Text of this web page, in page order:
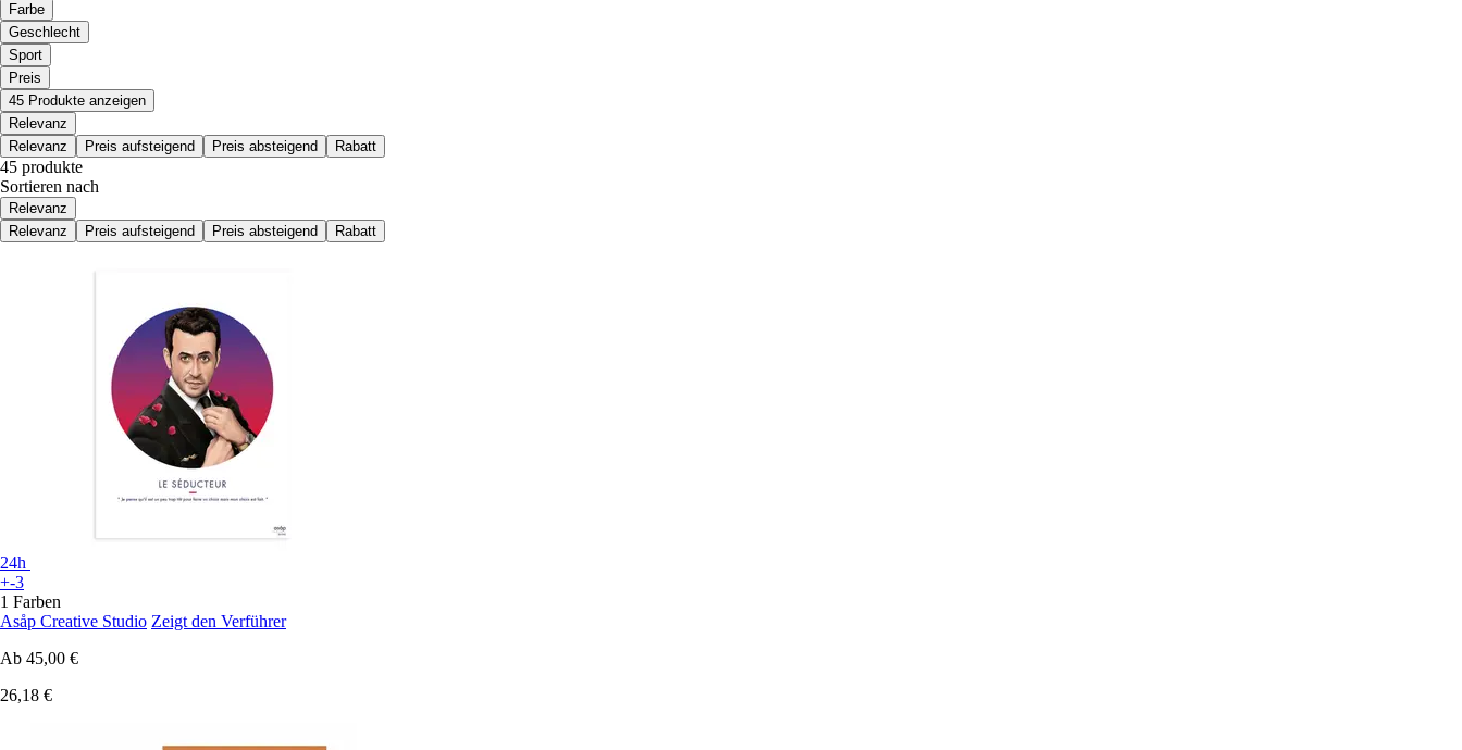
Farbe
Geschlecht
Sport
Preis
45 Produkte anzeigen
Relevanz
Relevanz
Preis aufsteigend Preis absteigend Rabatt
45 produkte
Sortieren nach
Relevanz
Relevanz
Preis aufsteigend Preis absteigend Rabatt
24h
+-3
1 Farben
Asåp Creative Studio Zeigt den Verführer
Ab 45,00 €
26,18 €